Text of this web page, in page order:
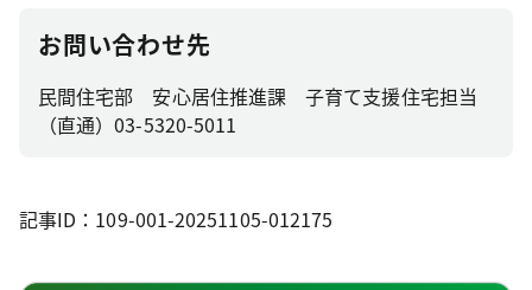
お問い合わせ先
民間住宅部 安心居住推進課 子育て支援住宅担当
（直通）03-5320-5011
記事ID：109-001-20251105-012175